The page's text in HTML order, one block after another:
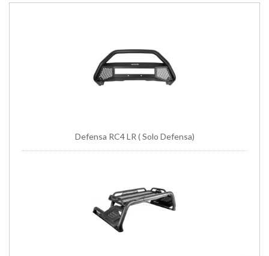
Defensa RC4 LR ( Solo Defensa)